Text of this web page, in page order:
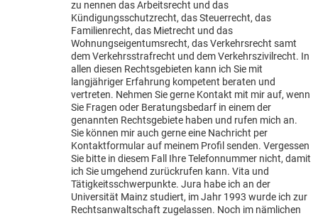
zu nennen das Arbeitsrecht und das
Kündigungsschutzrecht, das Steuerrecht, das
Familienrecht, das Mietrecht und das
Wohnungseigentumsrecht, das Verkehrsrecht samt
dem Verkehrsstrafrecht und dem Verkehrszivilrecht. In
allen diesen Rechtsgebieten kann ich Sie mit
langjähriger Erfahrung kompetent beraten und
vertreten. Nehmen Sie gerne Kontakt mit mir auf, wenn
Sie Fragen oder Beratungsbedarf in einem der
genannten Rechtsgebiete haben und rufen mich an.
Sie können mir auch gerne eine Nachricht per
Kontaktformular auf meinem Profil senden. Vergessen
Sie bitte in diesem Fall Ihre Telefonnummer nicht, damit
ich Sie umgehend zurückrufen kann. Vita und
Tätigkeitsschwerpunkte. Jura habe ich an der
Universität Mainz studiert, im Jahr 1993 wurde ich zur
Rechtsanwaltschaft zugelassen. Noch im nämlichen